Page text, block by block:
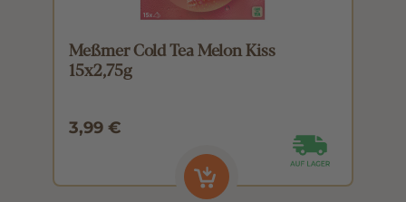
Meßmer Cold Tea Melon Kiss
15x2,75g
3,99 €